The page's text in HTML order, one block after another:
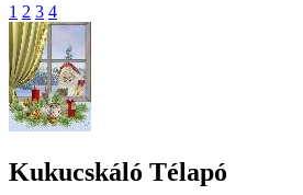
1 2 3 4
Kukucskáló Télapó